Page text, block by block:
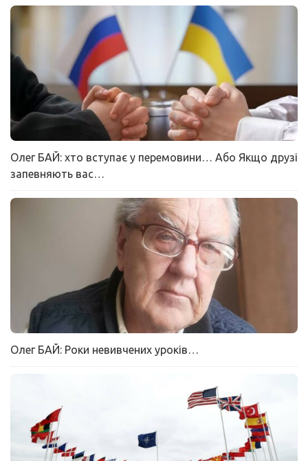
Олег БАЙ: хто вступає у перемовини… Або Якщо друзі
запевняють вас…
Олег БАЙ: Роки невивчених уроків…